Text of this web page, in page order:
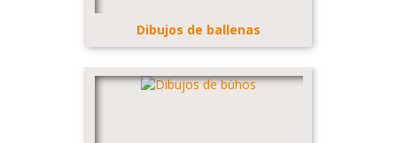
Dibujos de ballenas